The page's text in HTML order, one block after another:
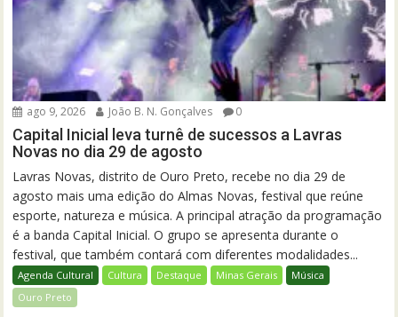
ago 9, 2026 João B. N. Gonçalves 0
Capital Inicial leva turnê de sucessos a Lavras
Novas no dia 29 de agosto
Lavras Novas, distrito de Ouro Preto, recebe no dia 29 de
agosto mais uma edição do Almas Novas, festival que reúne
esporte, natureza e música. A principal atração da programação
é a banda Capital Inicial. O grupo se apresenta durante o
festival, que também contará com diferentes modalidades...
Agenda Cultural Cultura Destaque Minas Gerais
Música
Ouro Preto